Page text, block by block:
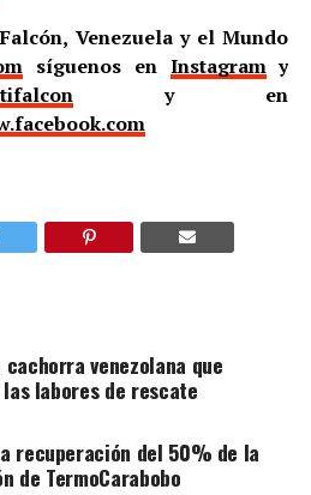
Venezuela y el Mundo
síguenos en Instagramy
y en
venezolana que
labores de rescate
recuperación del 50% de la
de TermoCarabobo